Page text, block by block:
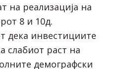
на реализација на
8 и 10д.
дека инвестициите
слабиот раст на
демографски